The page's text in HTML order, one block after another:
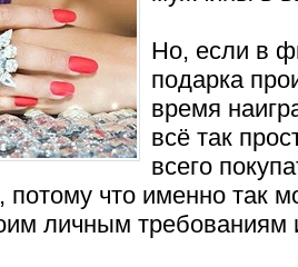
Но, если в
подарка
время
всё так
всего
что именно так
личным